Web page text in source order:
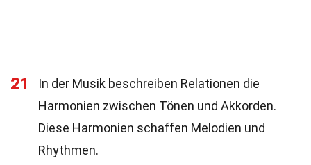
21
In der Musik beschreiben Relationen die
Harmonien zwischen Tönen und Akkorden.
Diese Harmonien schaffen Melodien und
Rhythmen.